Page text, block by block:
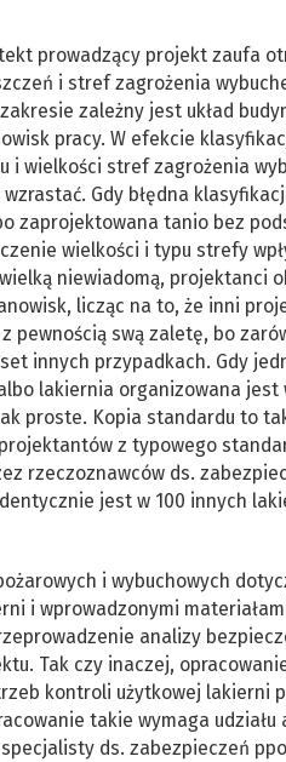
prowadzący projekt zaufa
i stref zagrożenia
zależny jest układ
pracy. W efekcie
i wielkości stref zagrożenia
Gdy błędna
zaprojektowana tanio bez
wielkości i typu strefy
niewiadomą,
licząc na to, że inni
pewnością swą zaletę, bo
innych przypadkach. Gdy
lakiernia organizowana
proste. Kopia standardu to
z typowego
rzeczoznawców ds.
jest w 100 innych
i wybuchowych
i wprowadzonymi
analizy
Tak czy inaczej,
kontroli użytkowej lakierni
takie wymaga
ds. zabezpieczeń